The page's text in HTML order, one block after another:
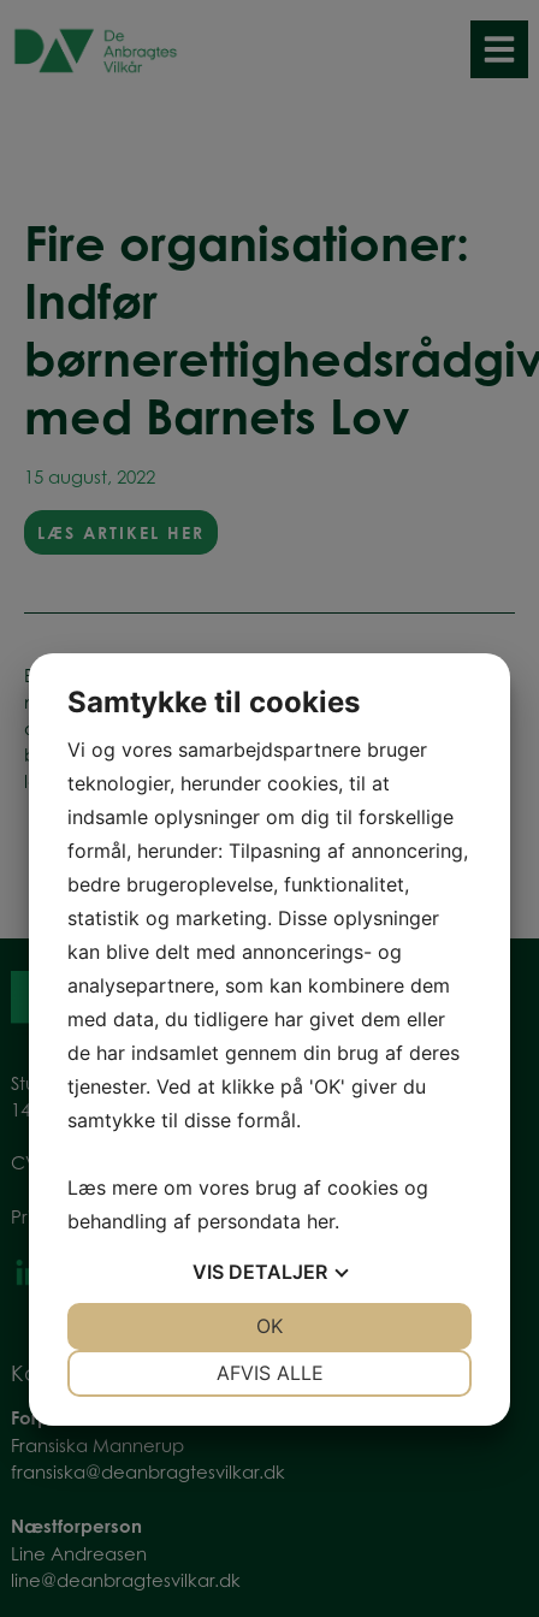
indholdet
Fire organisationer:
Indfør
med Barnets Lov
15 august, 2022
LÆS ARTIKEL HER
Barnets Lov vil blandt andet give børn flere rettigheder,
men bør også give uvildige børnerettighedsrådgivere,
der kan oplyse børnene om deres rettigheder. For få
børn er nemlig klar over det med den nuværende
lovgivning, mener fire organisationer.
Studiestræde 28, st.
1455 København
CVR: 34774080
Privatlivspolitik
Kontakt os
Forperson
Fransiska Mannerup
fransiska@deanbragtesvilkar.dk
Næstforperson
Line Andreasen
line@deanbragtesvilkar.dk
Samtykke til cookies
Vi og vores samarbejdspartnere bruger
teknologier, herunder cookies, til at
indsamle oplysninger om dig til forskellige
formål, herunder: Tilpasning af annoncering,
bedre brugeroplevelse, funktionalitet,
statistik og marketing. Disse oplysninger
kan blive delt med annoncerings- og
analysepartnere, som kan kombinere dem
med data, du tidligere har givet dem eller
de har indsamlet gennem din brug af deres
tjenester. Ved at klikke på 'OK' giver du
samtykke til disse formål.
Læs mere om vores brug af cookies og
behandling af persondata her.
VIS DETALJER
MARKETING
AFVIS ALLE
OK